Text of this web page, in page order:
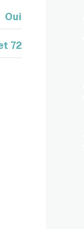
Oui
72